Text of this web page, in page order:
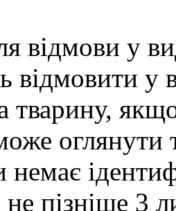
відмови у
у
тварину,
оглянути
немає
не пізніше 3